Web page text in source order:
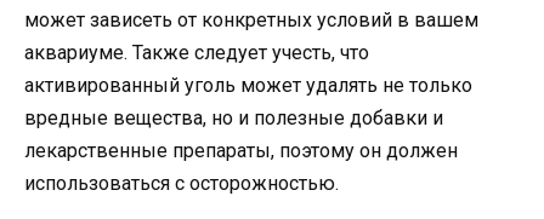
может зависеть от конкретных условий в вашем
аквариуме. Также следует учесть, что
активированный уголь может удалять не только
вредные вещества, но и полезные добавки и
лекарственные препараты, поэтому он должен
использоваться с осторожностью.